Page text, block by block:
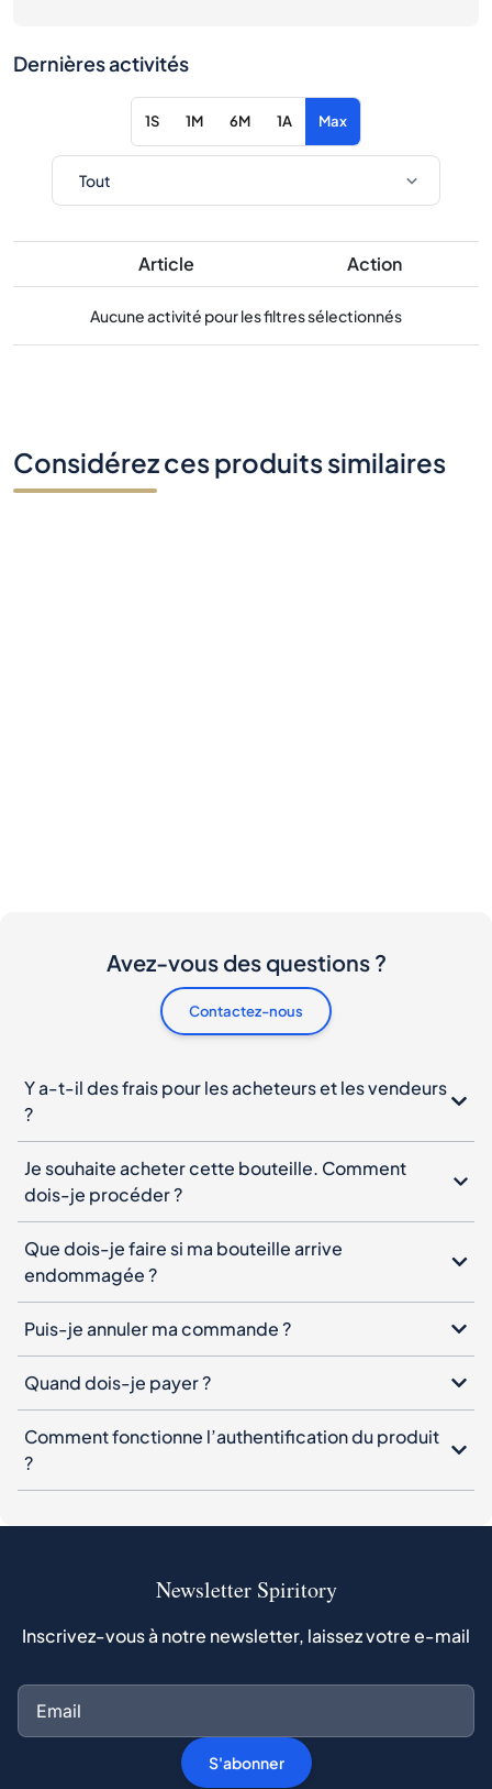
Dernières activités
1S 1M 6M 1A Max
Article Action
Aucune activité pour les filtres sélectionnés
Considérez ces produits similaires
Avez-vous des questions ?
Contactez-nous
Y a-t-il des frais pour les acheteurs et les vendeurs
?
Je souhaite acheter cette bouteille. Comment
dois-je procéder ?
Que dois-je faire si ma bouteille arrive
endommagée ?
Puis-je annuler ma commande ?
Quand dois-je payer ?
Comment fonctionne l’authentification du produit
?
Newsletter Spiritory
Inscrivez-vous à notre newsletter, laissez votre e-mail
S'abonner